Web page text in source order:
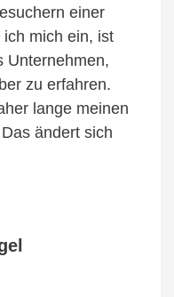
einer
mich ein, ist
Unternehmen,
zu erfahren.
lange meinen
ändert sich